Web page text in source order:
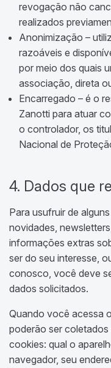
revogação não
realizados
Anonimização –
razoáveis e
por meio dos quais
associação, direta
Encarregado – é o
Zanotti para atuar
o controlador, os
Nacional de
4. Dados que
Para usufruir de
novidades,
informações extras
ser do seu interesse,
conosco, você deve
dados solicitados.
Quando você acessa
poderão ser
cookies: qual o
navegador, seu